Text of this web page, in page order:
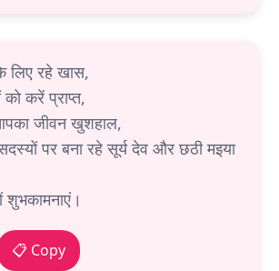
लिए रहे खास,
करें प्राप्त,
जीवन खुशहाल,
पर बना रहे सूर्य देव और छठी मइया
शुभकामनाएं।
📋 Copy